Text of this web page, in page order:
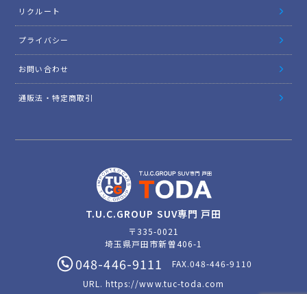
リクルート
プライバシー
お問い合わせ
通販法・特定商取引
T.U.C.GROUP SUV専門 戸田
〒335-0021
埼玉県戸田市新曽406-1
048-446-9111
FAX.048-446-9110
URL.https://www.tuc-toda.com